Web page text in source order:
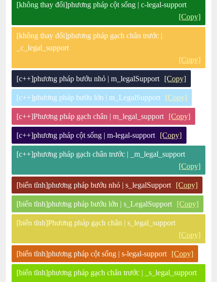
[không thay đổi]phương pháp cột sống | c-legal-support
[Copy]
[không thay đổi]phương pháp gạch chân trước |
_c_legal_support
[Copy]
[c++]phương pháp bướu nhỏ | m_legalSupport [Copy]
[c++]phương pháp bướu lớn | m_LegalSupport [Copy]
[c++]Phương pháp gạch chân | m_legal_support [Copy]
[c++]phương pháp cột sống | m-legal-support [Copy]
[c++]phương pháp gạch chân trước | _m_legal_support
[Copy]
[biến tĩnh]phương pháp bướu nhỏ | s_legalSupport [Copy]
[biến tĩnh]phương pháp bướu lớn | s_LegalSupport [Copy]
[biến tĩnh]Phương pháp gạch chân | s_legal_support
[Copy]
[biến tĩnh]phương pháp cột sống | s-legal-support [Copy]
[biến tĩnh]phương pháp gạch chân trước | _s_legal_support